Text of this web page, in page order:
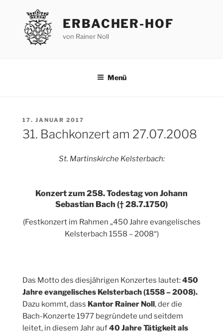
springen
ERBACHER-HOF
von Rainer Noll
Menü
VERÖFFENTLICHT
AM
17. JANUAR 2017
31. Bachkonzert am 27.07.2008
St. Martinskirche Kelsterbach:
Konzert zum 258. Todestag von Johann
Sebastian Bach († 28.7.1750)
(Festkonzert im Rahmen „450 Jahre evangelisches
Kelsterbach 1558 – 2008“)
Das Motto des diesjährigen Konzertes lautet:450
Jahre evangelisches Kelsterbach (1558 – 2008).
Dazu kommt, dass Kantor Rainer Noll, der die
Bach-Konzerte 1977 begründete und seitdem
leitet, in diesem Jahr auf40 Jahre Tätigkeit als